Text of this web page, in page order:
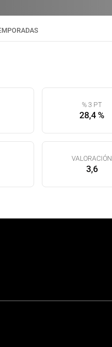
% 3 PT
28,4 %
VALORACIÓN
3,6